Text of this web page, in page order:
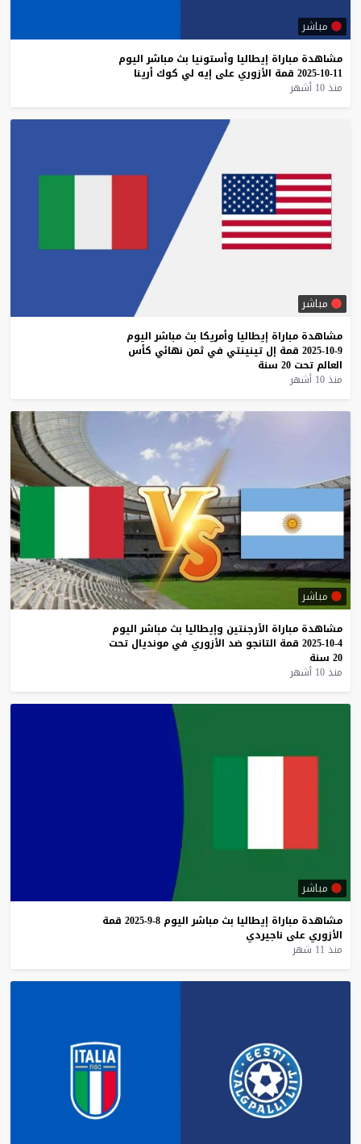
مباشر
مشاهدة مباراة إيطاليا وأستونيا بث مباشر اليوم
11-10-2025
قمة الأزوري على إيه لي كوك أرينا
منذ 10 أشهر
مباشر
مشاهدة مباراة إيطاليا وأمريكا بث مباشر اليوم
9-10-2025
قمة إل تينينتي في ثمن نهائي كأس
العالم تحت 20 سنة
منذ 10 أشهر
مباشر
مشاهدة مباراة الأرجنتين وإيطاليا بث مباشر اليوم
4-10-2025
قمة التانجو ضد الأزوري في مونديال تحت
20 سنة
منذ 10 أشهر
مباشر
مشاهدة مباراة إيطاليا بث مباشر اليوم 8-9-2025
قمة
الأزوري على ناجيردي
منذ 11 شهر